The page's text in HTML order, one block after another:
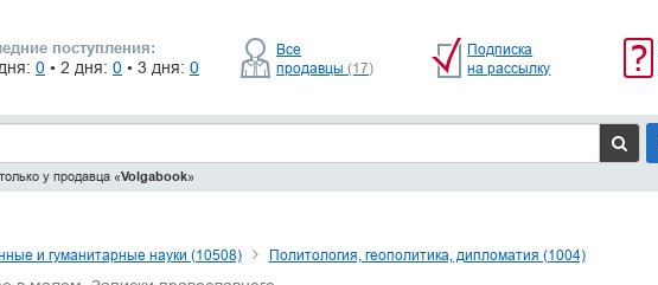
поступления:
0 • 2 дня: 0 • 3 дня: 0
Все
продавцы (17)
Подписка
на рассылку
у продавца «Volgabook»
и гуманитарные науки (10508) Политология, геополитика, дипломатия (1004)